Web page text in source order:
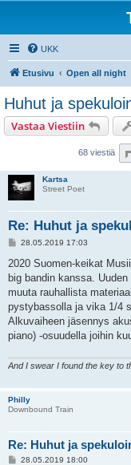
UKK
Etusivu Open all night
Huhut ja
Vastaa Viestiin
68 viestiä
Kartsa
Street Poet
Re: Huhut ja
V
e
t
i
28.05.2019 17:03
2020 Suomen-keikat
big bandin kanssa.
muuta rauhallista
pystybassolla ja vika 1/4
Alkuvaiheen jäsennys
piano) -osuudella joihin
And I swear I found the key to
Philly
Downbound Train
Re: Huhut ja
V28.05.2019 18:00